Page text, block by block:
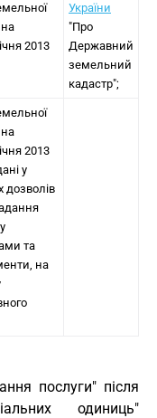
2013
України
"Про
Державний
земельний
кадастр";
2013
у
дозволів
та
на
послуги" після
одиниць"